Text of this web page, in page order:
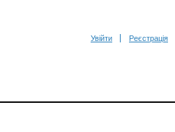
Увійти Реєстрація